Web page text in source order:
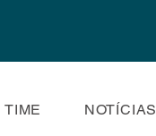
TIME NOTÍCIAS